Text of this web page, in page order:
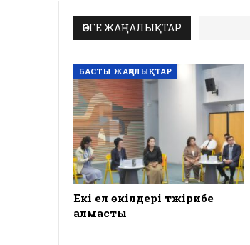
ӨЗГЕ ЖАҢАЛЫҚТАР
БАСТЫ ЖАҢАЛЫҚТАР
Екі ел өкілдері тәжірибе
алмасты